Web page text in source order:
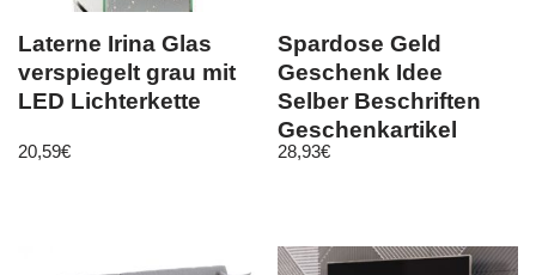
Laterne Irina Glas
verspiegelt grau mit
LED Lichterkette
20,59€
Spardose Geld
Geschenk Idee
Selber Beschriften
Geschenkartikel
Schwarz Größe L
28,93€